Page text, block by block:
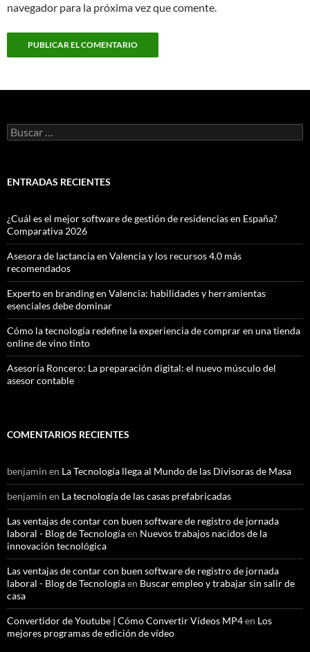
navegador para la próxima vez que comente.
Buscar:
ENTRADAS RECIENTES
¿Cuál es el mejor software de gestión de residencias en España?
Comparativa 2026
Asesora de lactancia en Valencia y los recursos 4.0 más
recomendados
Experto en branding en Valencia: habilidades y herramientas
esenciales debe dominar
Cómo la tecnología redefine la experiencia de comprar en una tienda
online de vino tinto
Asesoría Roncero: La preparación digital: el nuevo músculo del
asesor contable
COMENTARIOS RECIENTES
benjamin en La Tecnología llega al Mundo de las Divisoras de Masa
benjamin en La tecnología de las casas prefabricadas
Las ventajas de contar con buen software de registro de jornada
laboral - Blog de Tecnologíaen Nuevos trabajos nacidos de la
innovación tecnológica
Las ventajas de contar con buen software de registro de jornada
laboral - Blog de Tecnologíaen Buscar empleo y trabajar sin salir de
casa
Convertidor de Youtube | Cómo Convertir Vídeos MP4en Los
mejores programas de edición de vídeo